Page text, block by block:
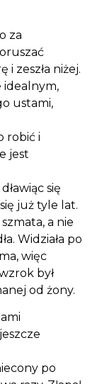
za
i zeszła niżej.
idealnym,
ustami,
robić i
jest
się
już tyle lat.
a nie
Widziała po
więc
był
od żony.
po